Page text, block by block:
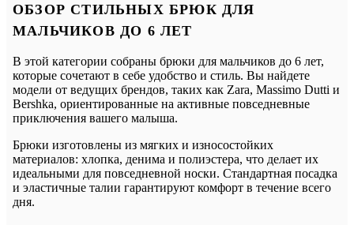
ОБЗОР СТИЛЬНЫХ БРЮК ДЛЯ
МАЛЬЧИКОВ ДО 6 ЛЕТ
В этой категории собраны брюки для мальчиков до 6 лет,
которые сочетают в себе удобство и стиль. Вы найдете
модели от ведущих брендов, таких как Zara, Massimo Dutti и
Bershka, ориентированные на активные повседневные
приключения вашего малыша.
Брюки изготовлены из мягких и износостойких
материалов: хлопка, денима и полиэстера, что делает их
идеальными для повседневной носки. Стандартная посадка
и эластичные талии гарантируют комфорт в течение всего
дня.